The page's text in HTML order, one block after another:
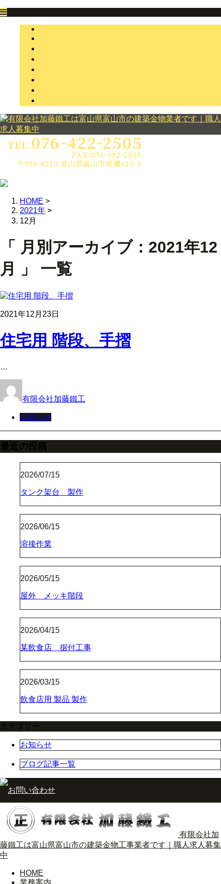
HOME >
2021年 >
12月
「 月別アーカイブ：2021年12
月 」 一覧
2021年12月23日
住宅用 階段、手摺
…
有限会社加藤鐵工
お知らせ
最近の投稿
2026/07/15
タンク架台 製作
2026/06/15
溶接作業
2026/05/15
屋外 メッキ階段
2026/04/15
某飲食店 据付工事
2026/03/15
飲食店用 製品 製作
カテゴリー
お知らせ
ブログ記事一覧
有限会社加
藤鐵工は富山県富山市の建築金物工事業者です｜職人求人募集
中
HOME